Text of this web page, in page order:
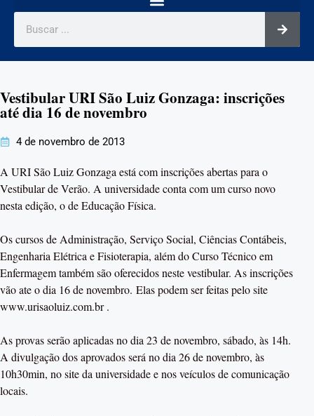
Vestibular URI São Luiz Gonzaga: inscrições
até dia 16 de novembro
4 de novembro de 2013
A URI São Luiz Gonzaga está com inscrições abertas para o
Vestibular de Verão. A universidade conta com um curso novo
nesta edição, o de Educação Física.
Os cursos de Administração, Serviço Social, Ciências Contábeis,
Engenharia Elétrica e Fisioterapia, além do Curso Técnico em
Enfermagem também são oferecidos neste vestibular. As inscrições
vão ate o dia 16 de novembro. Elas podem ser feitas pelo site
www.urisaoluiz.com.br .
As provas serão aplicadas no dia 23 de novembro, sábado, às 14h.
A divulgação dos aprovados será no dia 26 de novembro, às
10h30min, no site da universidade e nos veículos de comunicação
locais.